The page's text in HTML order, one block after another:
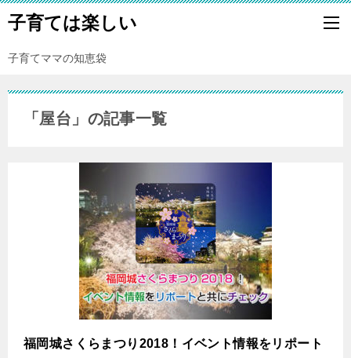
子育ては楽しい
子育てママの知恵袋
「屋台」の記事一覧
福岡城さくらまつり2018！イベント情報をリポート